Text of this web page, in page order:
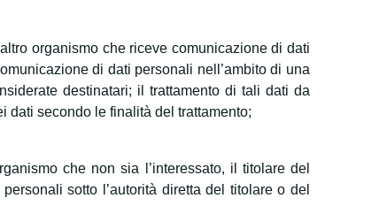
organismo che riceve comunicazione di dati
di dati personali nell’ambito di una
destinatari; il trattamento di tali dati da
dati secondo le finalità del trattamento;
che non sia l’interessato, il titolare del
sotto l’autorità diretta del titolare o del